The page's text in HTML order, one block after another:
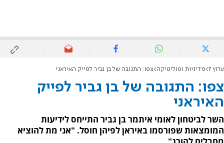
ערוץ 7 מדיניות ופוליטיקה צפו: התגובה של בן גביר לפייק האיראני
צפו: התגובה של בן גביר לפייק
האיראני
השר לביטחון לאומי איתמר בן גביר התייחס לידיעות
המומצאות שפורסמו באיראן לפיהן חוסל. "אני מת להוציא